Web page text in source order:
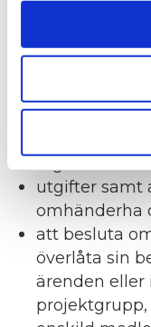
att övervaka
och tillse att
att verkställa
att antaga
att låta föra
utgifter samt
omhänderha
att besluta
överlåta sin
ärenden eller